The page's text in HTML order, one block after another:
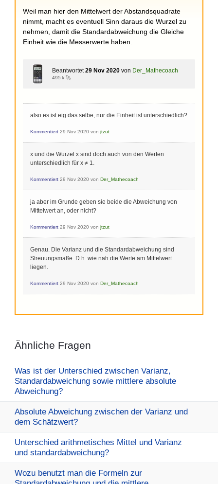
Weil man hier den Mittelwert der Abstandsquadrate
nimmt, macht es eventuell Sinn daraus die Wurzel zu
nehmen, damit die Standardabweichung die Gleiche
Einheit wie die Messerwerte haben.
Beantwortet 29 Nov 2020 von Der_Mathecoach
495 k 🚀
also es ist eig das selbe, nur die Einheit ist unterschiedlich?
Kommentiert 29 Nov 2020 von jtzut
x und die Wurzel x sind doch auch von den Werten
unterschiedlich für x ≠ 1.
Kommentiert 29 Nov 2020 von Der_Mathecoach
ja aber im Grunde geben sie beide die Abweichung von
Mittelwert an, oder nicht?
Kommentiert 29 Nov 2020 von jtzut
Genau. Die Varianz und die Standardabweichung sind
Streuungsmaße. D.h. wie nah die Werte am Mittelwert
liegen.
Kommentiert 29 Nov 2020 von Der_Mathecoach
Ähnliche Fragen
Was ist der Unterschied zwischen Varianz,
Standardabweichung sowie mittlere absolute
Abweichung?
Absolute Abweichung zwischen der Varianz und
dem Schätzwert?
Unterschied arithmetisches Mittel und Varianz
und standardabweichung?
Wozu benutzt man die Formeln zur